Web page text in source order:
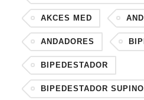
AKCES MED
ANDADORES
BIPEDESTADOR
BIPEDESTADOR SUPINO